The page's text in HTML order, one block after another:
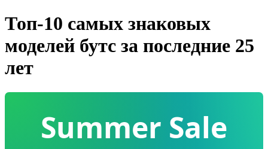
Топ-10 самых знаковых
моделей бутс за последние 25
лет
Summer Sale